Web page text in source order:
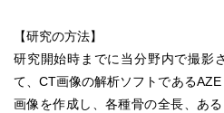
【研究の方法】
研究開始時までに当分野内で撮影
て、CT画像の解析ソフトである
画像を作成し、各種骨の全長、あ